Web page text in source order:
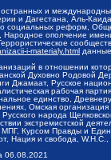
и
и Дагестана, Аль-
социальных реформ,
ополчение
i-materialy.html
в отношении
Духовно Родовой
Джамаат, Русское
рабочая
единство,
Омская
народа
экстремистской
Курсом Правды и
Нация и свобода,
06.08.2021